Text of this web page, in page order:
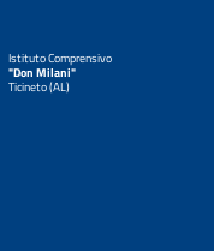
Istituto Comprensivo
"Don Milani"
Ticineto (AL)